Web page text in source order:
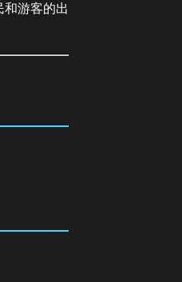
游客的出